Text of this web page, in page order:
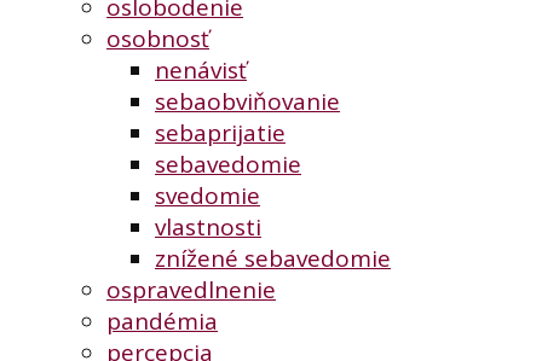
oslobodenie
osobnosť
nenávisť
sebaobviňovanie
sebaprijatie
sebavedomie
svedomie
vlastnosti
znížené sebavedomie
ospravedlnenie
pandémia
percepcia